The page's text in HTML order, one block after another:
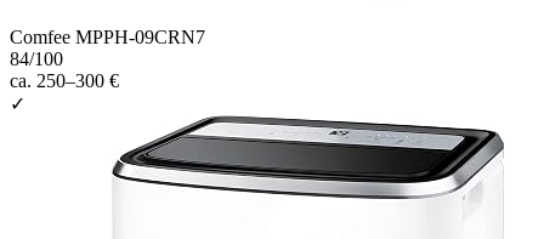
Comfee MPPH-09CRN7
84/100
ca. 250–300 €
✓